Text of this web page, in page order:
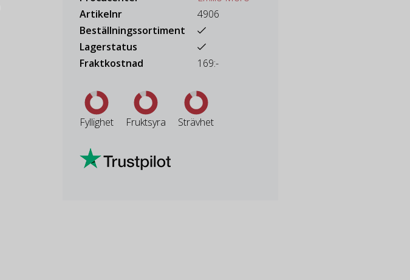
Artikelnr
4906
Beställningssortiment
Lagerstatus
Fraktkostnad
169:-
Fyllighet Fruktsyra Strävhet